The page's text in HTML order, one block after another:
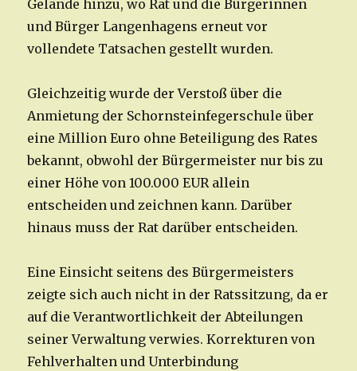
Gelände hinzu, wo Rat und die Bürgerinnen
und Bürger Langenhagens erneut vor
vollendete Tatsachen gestellt wurden.
Gleichzeitig wurde der Verstoß über die
Anmietung der Schornsteinfegerschule über
eine Million Euro ohne Beteiligung des Rates
bekannt, obwohl der Bürgermeister nur bis zu
einer Höhe von 100.000 EUR allein
entscheiden und zeichnen kann. Darüber
hinaus muss der Rat darüber entscheiden.
Eine Einsicht seitens des Bürgermeisters
zeigte sich auch nicht in der Ratssitzung, da er
auf die Verantwortlichkeit der Abteilungen
seiner Verwaltung verwies. Korrekturen von
Fehlverhalten und Unterbindung